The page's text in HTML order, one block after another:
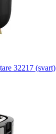
32217 (svart)